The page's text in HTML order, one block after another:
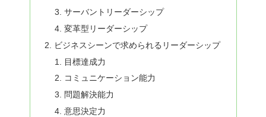
サーバントリーダーシップ
変革型リーダーシップ
ビジネスシーンで求められるリーダーシップ
目標達成力
コミュニケーション能力
問題解決能力
意思決定力